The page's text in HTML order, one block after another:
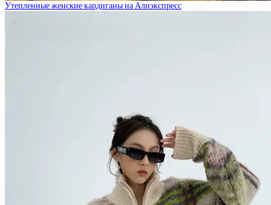
Утепленные женские кардиганы на Алиэкспресс